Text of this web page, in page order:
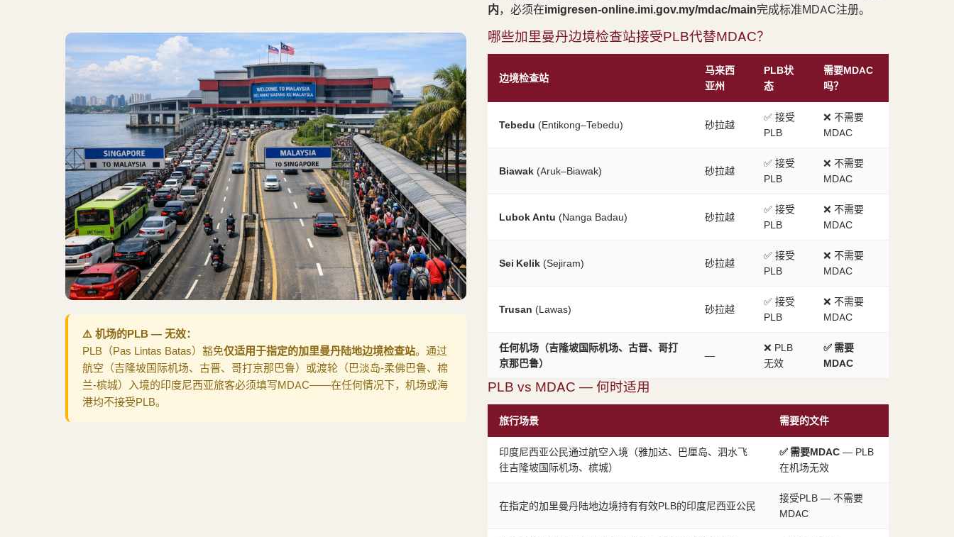
⚠️ 机场的PLB — 无效：
PLB（Pas Lintas Batas）豁免仅适用于指定的加里曼丹陆地边境检查站。通过
航空（吉隆坡国际机场、古晋、哥打京那巴鲁）或渡轮（巴淡岛-柔佛巴鲁、棉
兰-槟城）入境的印度尼西亚旅客必须填写MDAC——在任何情况下，机场或海
港均不接受PLB。
内，必须在imigresen-online.imi.gov.my/mdac/main完成标准MDAC注册。
哪些加里曼丹边境检查站接受PLB代替MDAC？
边境检查站
马来西
亚州
PLB状
态
需要MDAC
吗？
Tebedu (Entikong–Tebedu) 砂拉越
✅ 接受
PLB
❌ 不需要
MDAC
Biawak (Aruk–Biawak) 砂拉越
✅ 接受
PLB
❌ 不需要
MDAC
Lubok Antu (Nanga Badau) 砂拉越
✅ 接受
PLB
❌ 不需要
MDAC
Sei Kelik (Sejiram) 砂拉越
✅ 接受
PLB
❌ 不需要
MDAC
Trusan (Lawas) 砂拉越
✅ 接受
PLB
❌ 不需要
MDAC
任何机场（吉隆坡国际机场、古晋、哥打
京那巴鲁）
—
❌ PLB
无效
✅ 需要
MDAC
PLB vs MDAC — 何时适用
旅行场景 需要的文件
印度尼西亚公民通过航空入境（雅加达、巴厘岛、泗水飞
往吉隆坡国际机场、槟城）
✅ 需要MDAC — PLB
在机场无效
在指定的加里曼丹陆地边境持有有效PLB的印度尼西亚公民
接受PLB — 不需要
MDAC